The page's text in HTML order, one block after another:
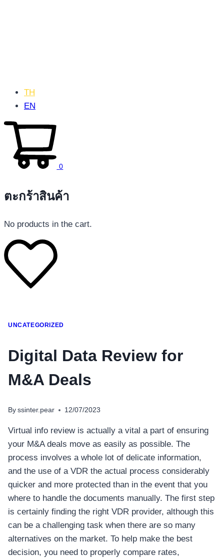
โทรศัพท์มือถือ
อุปกรณ์เสริมโทรศัพท์
สินค้าตามแบรนด์
TH
EN
0
ตะกร้าสินค้า
No products in the cart.
UNCATEGORIZED
Digital Data Review for
M&A Deals
By ssinter.pear 12/07/2023
Virtual info review is actually a vital a part of ensuring
your M&A deals move as easily as possible. The
process involves a whole lot of delicate information,
and the use of a VDR the actual process considerably
quicker and more protected than in the event that you
where to handle the documents manually. The first step
is certainly finding the right VDR provider, although this
can be a challenging task when there are so many
alternatives on the market. To help make the best
decision, you need to properly compare rates,